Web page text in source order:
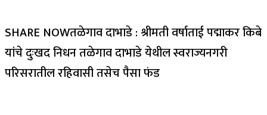
SHARE NOWतळेगाव दाभाडे : श्रीमती वर्षाताई पद्माकर किबे
यांचे दुःखद निधन तळेगाव दाभाडे येथील स्वराज्यनगरी
परिसरातील रहिवासी तसेच पैसा फंड